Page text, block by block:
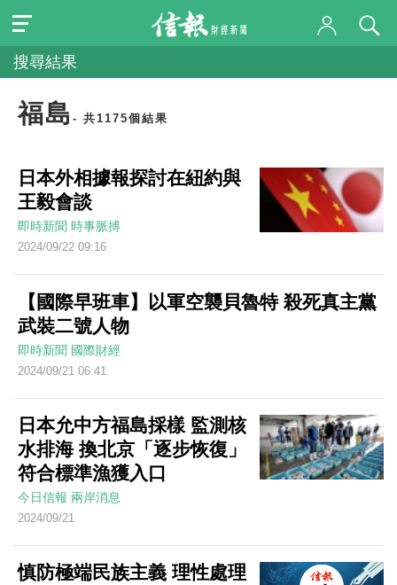
搜尋結果
福島 - 共1175個結果
日本外相據報探討在紐約與
王毅會談
即時新聞 時事脈搏
2024/09/22 09:16
【國際早班車】以軍空襲貝魯特 殺死真主黨
武裝二號人物
即時新聞 國際財經
2024/09/21 06:41
日本允中方福島採樣 監測核
水排海 換北京「逐步恢復」
符合標準漁獲入口
今日信報 兩岸消息
2024/09/21
慎防極端民族主義 理性處理